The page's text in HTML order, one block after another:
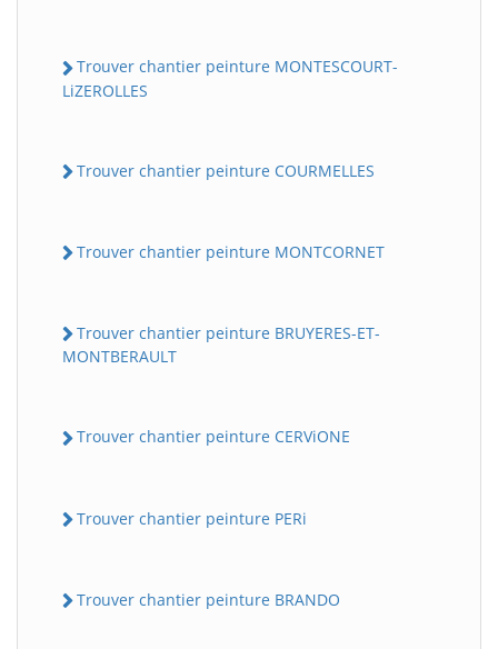
Trouver chantier peinture MONTESCOURT-
LiZEROLLES
Trouver chantier peinture COURMELLES
Trouver chantier peinture MONTCORNET
Trouver chantier peinture BRUYERES-ET-
MONTBERAULT
Trouver chantier peinture CERViONE
Trouver chantier peinture PERi
Trouver chantier peinture BRANDO